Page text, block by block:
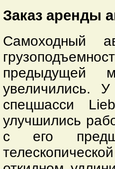
Заказ аренды
Самоходный
предыдущей
увеличились.
спецшасси
улучшились
с его